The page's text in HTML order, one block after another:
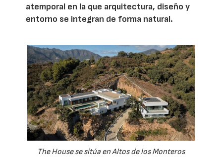
atemporal en la que arquitectura, diseño y
entorno se integran de forma natural.
The House se sitúa en Altos de los Monteros